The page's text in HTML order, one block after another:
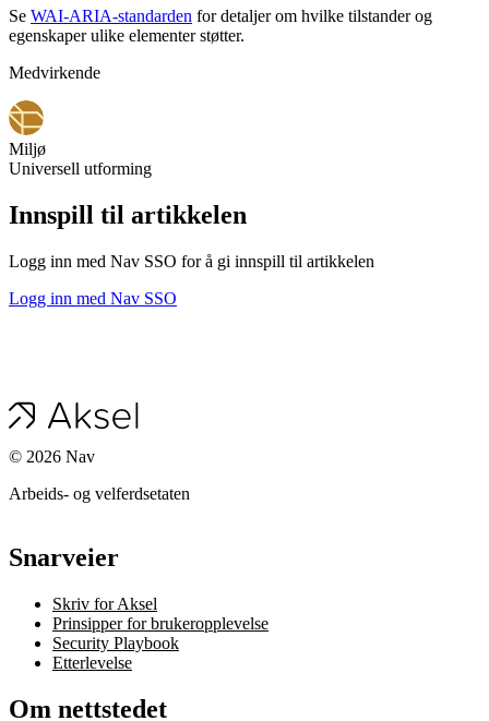
Se WAI-ARIA-standarden for detaljer om hvilke tilstander og
egenskaper ulike elementer støtter.
Medvirkende
Miljø
Universell utforming
Innspill til artikkelen
Logg inn med Nav SSO for å gi innspill til artikkelen
Logg inn med Nav SSO
© 2026 Nav
Arbeids- og velferdsetaten
Snarveier
Skriv for Aksel
Prinsipper for brukeropplevelse
Security Playbook
Etterlevelse
Om nettstedet